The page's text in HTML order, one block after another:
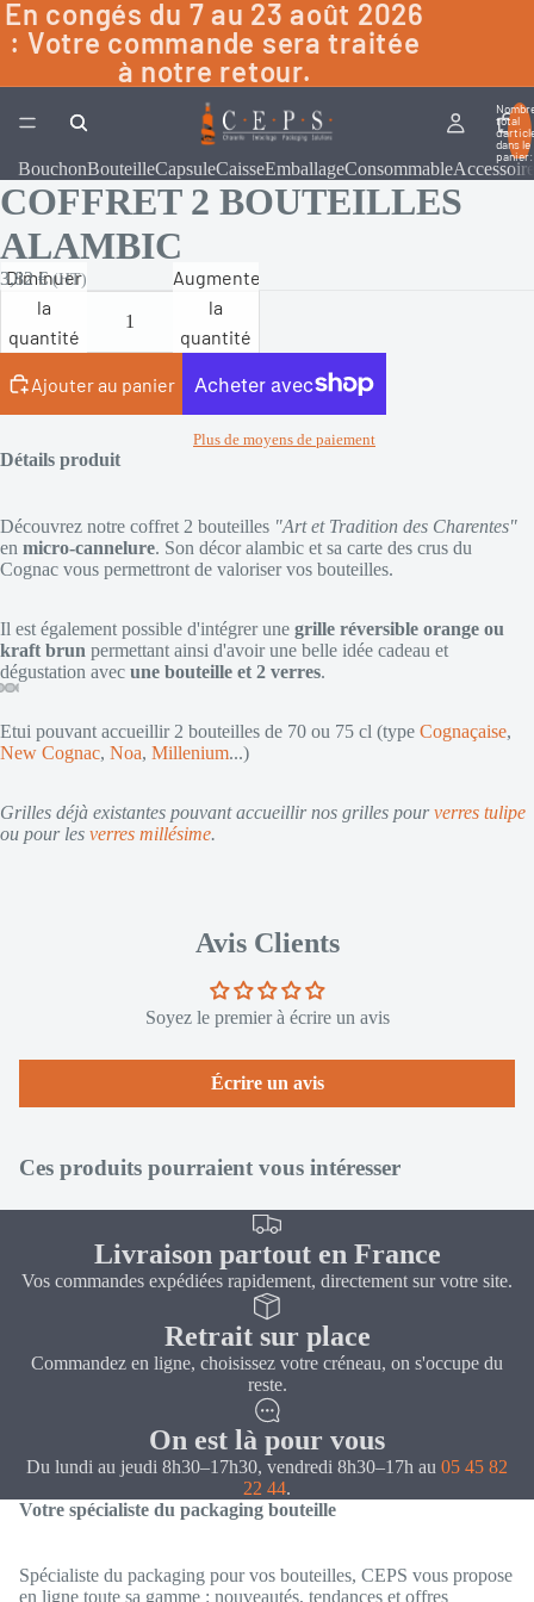
En congés du 7 au 23 août 2026
: Votre commande sera traitée
à notre retour.
total
dans le
BouchonBouteilleCapsuleCaisseEmballageConsommableAccessoire
COFFRET 2 BOUTEILLES
ALAMBIC
3,82 €(HT)
Diminuer
la
quantité
Augmenter
la
quantité
Ajouter au panier
Plus de moyens de paiement
Détails produit
Découvrez notre coffret 2 bouteilles "Art et Tradition des Charentes"
en micro-cannelure. Son décor alambic et sa carte des crus du
Cognac vous permettront de valoriser vos bouteilles.
Il est également possible d'intégrer une grille réversible orange ou
kraft brun permettant ainsi d'avoir une belle idée cadeau et
dégustation avec une bouteille et 2 verres.
Etui pouvant accueillir 2 bouteilles de 70 ou 75 cl (type Cognaçaise,
New Cognac, Noa, Millenium...)
Grilles déjà existantes pouvant accueillir nos grilles pourverres tulipe
ou pour les verres millésime.
Avis Clients
Soyez le premier à écrire un avis
Écrire un avis
Ces produits pourraient vous intéresser
Livraison partout en France
Vos commandes expédiées rapidement, directement sur votre site.
Retrait sur place
Commandez en ligne, choisissez votre créneau, on s'occupe du
reste.
On est là pour vous
Du lundi au jeudi 8h30–17h30, vendredi 8h30–17h au 05 45 82
22 44.
Votre spécialiste du packaging bouteille
Spécialiste du packaging pour vos bouteilles, CEPS vous propose
en ligne toute sa gamme : nouveautés, tendances et offres